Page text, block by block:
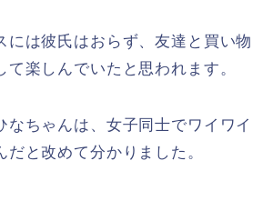
には彼氏はおらず、友達と買い物
楽しんでいたと思われます。
なちゃんは、女子同士でワイワイ
と改めて分かりました。